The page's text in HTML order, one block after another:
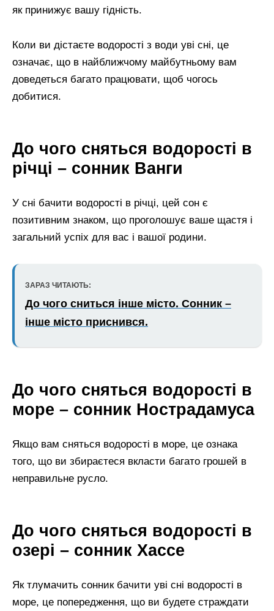
як принижує вашу гідність.
Коли ви дістаєте водорості з води уві сні, це
означає, що в найближчому майбутньому вам
доведеться багато працювати, щоб чогось
добитися.
До чого сняться водорості в
річці – сонник Ванги
У сні бачити водорості в річці, цей сон є
позитивним знаком, що проголошує ваше щастя і
загальний успіх для вас і вашої родини.
ЗАРАЗ ЧИТАЮТЬ:
До чого сниться інше місто. Сонник –
інше місто приснився.
До чого сняться водорості в
море – сонник Нострадамуса
Якщо вам сняться водорості в море, це ознака
того, що ви збираєтеся вкласти багато грошей в
неправильне русло.
До чого сняться водорості в
озері – сонник Хассе
Як тлумачить сонник бачити уві сні водорості в
море, це попередження, що ви будете страждати